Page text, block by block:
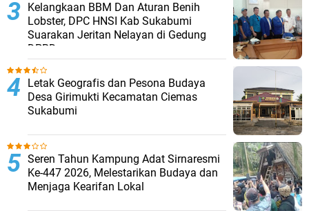
Kelangkaan BBM Dan Aturan Benih
Lobster, DPC HNSI Kab Sukabumi
Suarakan Jeritan Nelayan di Gedung
DPRD
Letak Geografis dan Pesona Budaya
Desa Girimukti Kecamatan Ciemas
Sukabumi
Seren Tahun Kampung Adat Sirnaresmi
Ke-447 2026, Melestarikan Budaya dan
Menjaga Kearifan Lokal